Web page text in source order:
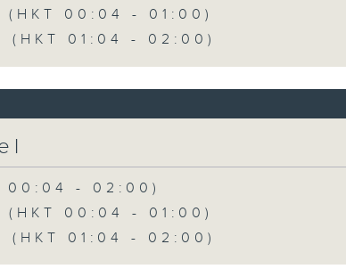
(HKT 00:04 - 01:00)
(HKT 01:04 - 02:00)
00:04 - 02:00)
(HKT 00:04 - 01:00)
(HKT 01:04 - 02:00)